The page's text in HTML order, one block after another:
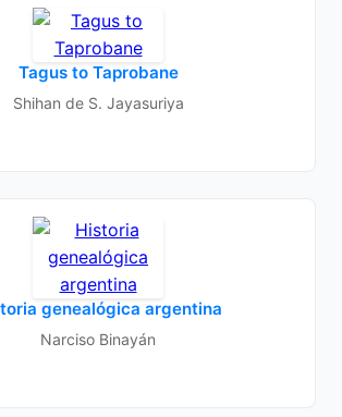
Tagus to Taprobane
Shihan de S. Jayasuriya
genealógica argentina
Narciso Binayán